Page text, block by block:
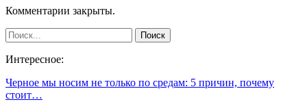
Комментарии закрыты.
Интересное:
Черное мы носим не только по средам: 5 причин, почему
стоит…